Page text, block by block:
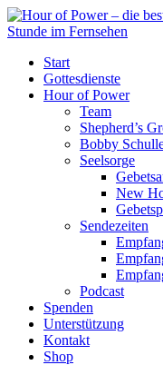
Start
Gottesdienste
Hour of Power
Team
Shepherd’s
Bobby
Seelsorge
New
Sendezeiten
Podcast
Spenden
Unterstützung
Kontakt
Shop